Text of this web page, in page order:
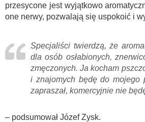
przesycone jest wyjątkowo
one nerwy, pozwalają się uspokoić i
Specjaliści twierdzą, że
dla osób osłabionych,
zmęczonych. Ja kocham
i znajomych będę do mojego
zapraszał, komercyjnie nie
– podsumował Józef Zysk.